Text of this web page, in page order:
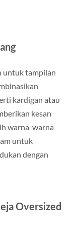
untuk tampilan
kardigan atau
kesan
warna-warna
untuk
dengan
Oversized